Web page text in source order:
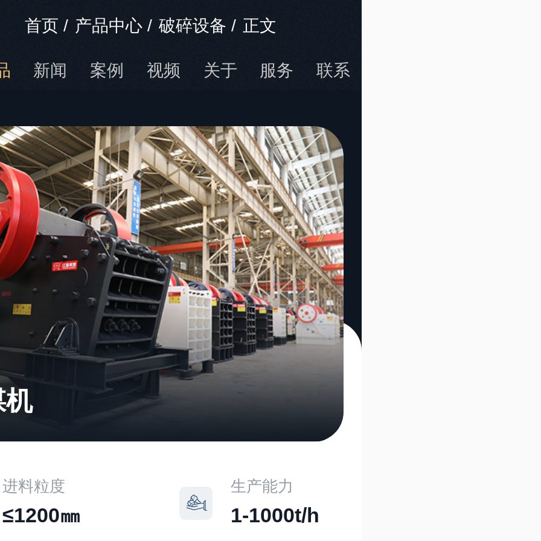
首页 / 产品中心/ 破碎设备 / 正文
新闻 案例 视频 关于 服务 联系
机
进料粒度
≤1200㎜
生产能力
1-1000t/h